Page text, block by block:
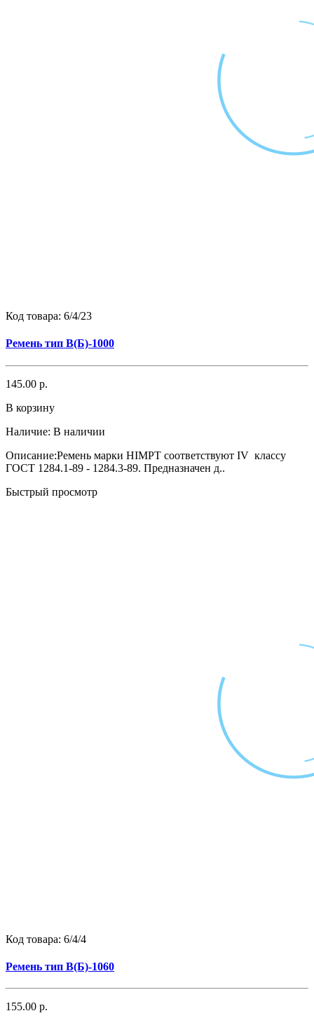
Код товара: 6/4/23
Ремень тип B(Б)-1000
145.00 р.
В корзину
Наличие: В наличии
Описание:Ремень марки HIMPT соответствуют IV классу
ГОСТ 1284.1-89 - 1284.3-89. Предназначен д..
Быстрый просмотр
Код товара: 6/4/4
Ремень тип B(Б)-1060
155.00 р.